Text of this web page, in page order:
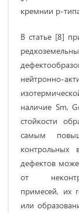
кремнии p-
В статье [8]
нейтронно-
наличие Sm,
стойкости
самым
контрольных
дефектов
от
примесей, их
или